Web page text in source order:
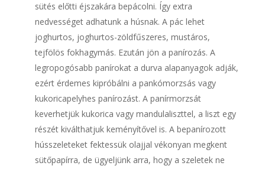
sütés előtti éjszakára bepácolni. Így extra
nedvességet adhatunk a húsnak. A pác lehet
joghurtos, joghurtos-zöldfűszeres, mustáros,
tejfölös fokhagymás. Ezután jön a panírozás. A
legropogósabb panírokat a durva alapanyagok adják,
ezért érdemes kipróbálni a pankómorzsás vagy
kukoricapelyhes panírozást. A panírmorzsát
keverhetjük kukorica vagy mandulaliszttel, a liszt egy
részét kiválthatjuk keményítővel is. A bepanírozott
hússzeleteket fektessük olajjal vékonyan megkent
sütőpapírra, de ügyeljünk arra, hogy a szeletek ne